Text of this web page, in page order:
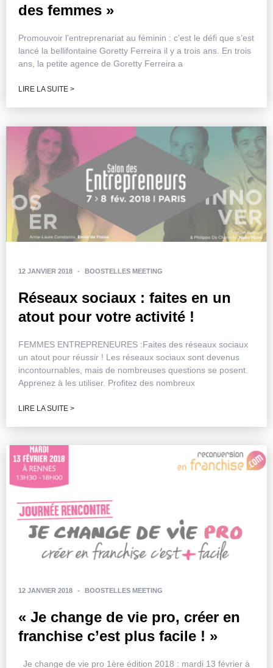
des femmes »
Promouvoir l’entreprenariat au féminin : c’est le défi que s’est
lancé la bellifontaine Goretty Ferreira il y a trois ans. En trois
ans, la petite agence de Goretty Ferreira a
LIRE LA SUITE >
12 JANVIER 2018 - BOOSTELLES MEETING
Réseaux sociaux : faites en un
atout pour votre activité !
FEMMES ENTREPRENEURES :Faites des réseaux sociaux
un atout pour réussir ! Les réseaux sociaux sont devenus
incontournables, mais de nombreuses questions se posent.
Apprenez à les utiliser. Profitez des nombreux
LIRE LA SUITE >
12 JANVIER 2018 - BOOSTELLES MEETING
« Je change de vie pro, créer en
franchise c’est plus facile ! »
Je change de vie pro 1ère édition 2018 : mardi 13 février à